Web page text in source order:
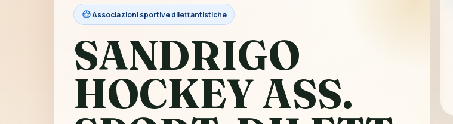
Associazioni sportive dilettantistiche
SANDRIGO
HOCKEY ASS.